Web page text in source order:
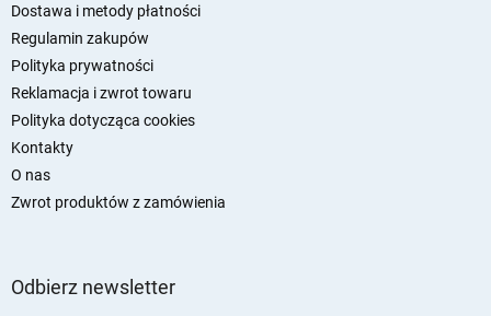
Dostawa i metody płatności
Regulamin zakupów
Polityka prywatności
Reklamacja i zwrot towaru
Polityka dotycząca cookies
Kontakty
O nas
Zwrot produktów z zamówienia
Odbierz newsletter